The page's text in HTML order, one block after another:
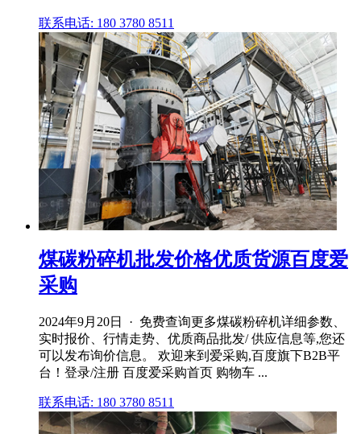
联系电话: 180 3780 8511
煤碳粉碎机批发价格优质货源百度爱
采购
2024年9月20日 · 免费查询更多煤碳粉碎机详细参数、
实时报价、行情走势、优质商品批发/ 供应信息等,您还
可以发布询价信息。 欢迎来到爱采购,百度旗下B2B平
台！登录/注册 百度爱采购首页 购物车 ...
联系电话: 180 3780 8511